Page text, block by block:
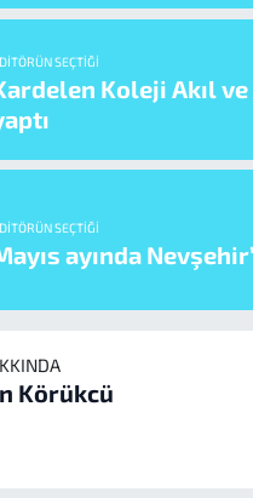
SEÇTIĞI
Koleji Akıl
SEÇTIĞI
ayında
Körükcü